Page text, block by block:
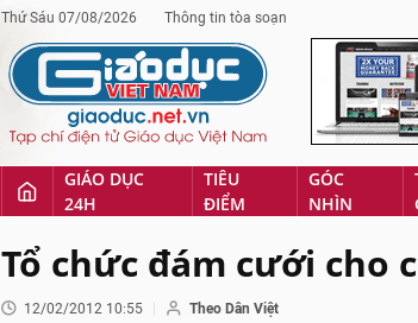
Thứ Sáu 07/08/2026 Thông tin tòa soạn
GIÁO DỤC
24H
TIÊU
ĐIỂM
GÓC
NHÌN
Tổ chức đám cưới cho
12/02/2012 10:55 Theo Dân Việt